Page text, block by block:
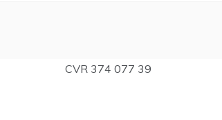
CVR 374 077 39